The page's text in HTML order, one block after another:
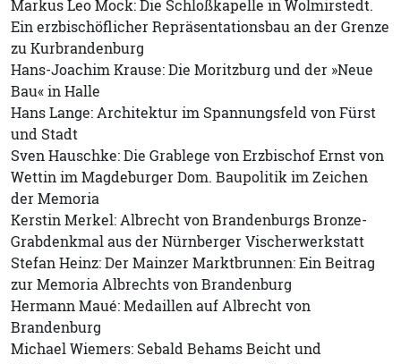
Markus Leo Mock: Die Schloßkapelle in Wolmirstedt.
Ein erzbischöflicher Repräsentationsbau an der Grenze
zu Kurbrandenburg
Hans-Joachim Krause: Die Moritzburg und der »Neue
Bau« in Halle
Hans Lange: Architektur im Spannungsfeld von Fürst
und Stadt
Sven Hauschke: Die Grablege von Erzbischof Ernst von
Wettin im Magdeburger Dom. Baupolitik im Zeichen
der Memoria
Kerstin Merkel: Albrecht von Brandenburgs Bronze-
Grabdenkmal aus der Nürnberger Vischerwerkstatt
Stefan Heinz: Der Mainzer Marktbrunnen: Ein Beitrag
zur Memoria Albrechts von Brandenburg
Hermann Maué: Medaillen auf Albrecht von
Brandenburg
Michael Wiemers: Sebald Behams Beicht und